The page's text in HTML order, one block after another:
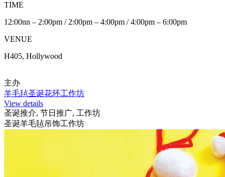
TIME
12:00nn – 2:00pm / 2:00pm – 4:00pm / 4:00pm – 6:00pm
VENUE
H405, Hollywood
主办
羊毛毡圣诞花环工作坊
View details
圣诞推介, 节日推广, 工作坊
圣诞羊毛毡吊饰工作坊